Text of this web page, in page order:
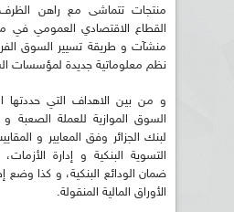
منتجات تتماشى مع راهن
القطاع الاقتصادي العمومي في
منشآت و طريقة تسيير السوق
نظم معلوماتية جديدة لمؤسسات
و من بين الاهداف التي حددتها
السوق الموازية للعملة الصعبة و
لبنك الجزائر وفق المعايير و
التسوية البنكية و إدارة
ضمان الودائع البنكية، و كذا وضع
الأوراق المالية المنقولة.